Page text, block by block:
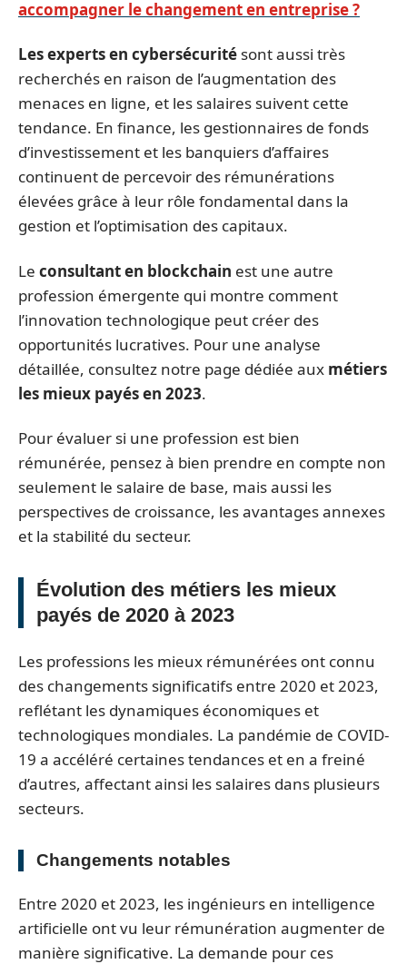
accompagner le changement en entreprise ?
Les experts en cybersécurité sont aussi très
recherchés en raison de l’augmentation des
menaces en ligne, et les salaires suivent cette
tendance. En finance, les gestionnaires de fonds
d’investissement et les banquiers d’affaires
continuent de percevoir des rémunérations
élevées grâce à leur rôle fondamental dans la
gestion et l’optimisation des capitaux.
Le consultant en blockchain est une autre
profession émergente qui montre comment
l’innovation technologique peut créer des
opportunités lucratives. Pour une analyse
détaillée, consultez notre page dédiée aux métiers
les mieux payés en 2023.
Pour évaluer si une profession est bien
rémunérée, pensez à bien prendre en compte non
seulement le salaire de base, mais aussi les
perspectives de croissance, les avantages annexes
et la stabilité du secteur.
Évolution des métiers les mieux
payés de 2020 à 2023
Les professions les mieux rémunérées ont connu
des changements significatifs entre 2020 et 2023,
reflétant les dynamiques économiques et
technologiques mondiales. La pandémie de COVID-
19 a accéléré certaines tendances et en a freiné
d’autres, affectant ainsi les salaires dans plusieurs
secteurs.
Changements notables
Entre 2020 et 2023, les ingénieurs en intelligence
artificielle ont vu leur rémunération augmenter de
manière significative. La demande pour ces